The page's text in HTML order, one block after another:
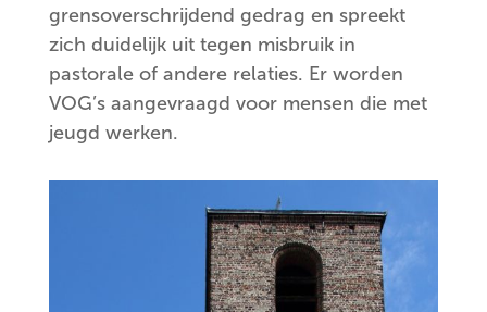
grensoverschrijdend gedrag en spreekt
zich duidelijk uit tegen misbruik in
pastorale of andere relaties. Er worden
VOG’s aangevraagd voor mensen die met
jeugd werken.